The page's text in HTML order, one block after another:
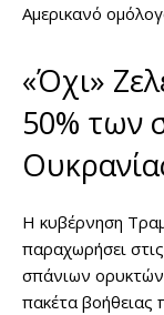
Αμερικανό
«Όχι»
50% των
H κυβέρνηση
παραχωρήσει
σπάνιων
πακέτα βοήθειας